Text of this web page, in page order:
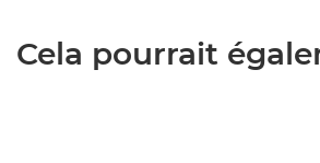
Cela pourrait